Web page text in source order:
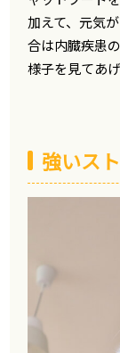
加えて、元気
合は内臓疾患
様子を見てあ
強いス